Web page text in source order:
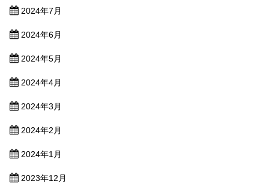
2024年7月
2024年6月
2024年5月
2024年4月
2024年3月
2024年2月
2024年1月
2023年12月